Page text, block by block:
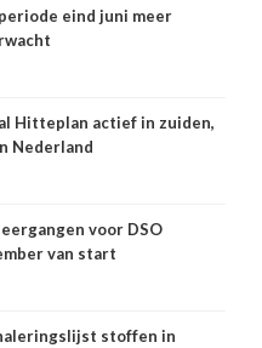
eind juni meer
Hitteplan actief in zuiden,
Nederland
voor DSO
van start
stoffen in